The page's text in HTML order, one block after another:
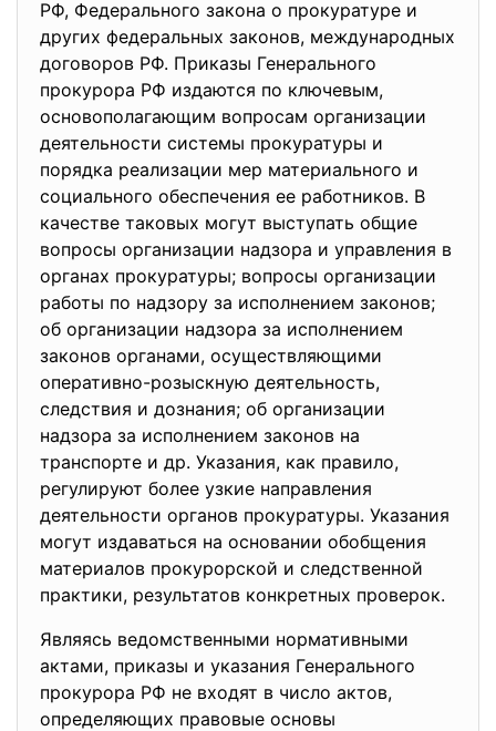
РФ, Федерального закона о прокуратуре и
других федеральных законов, международных
договоров РФ. Приказы Генерального
прокурора РФ издаются по ключевым,
основополагающим вопросам организации
деятельности системы прокуратуры и
порядка реализации мер материального и
социального обеспечения ее работников. В
качестве таковых могут выступать общие
вопросы организации надзора и управления в
органах прокуратуры; вопросы организации
работы по надзору за исполнением законов;
об организации надзора за исполнением
законов органами, осуществляющими
оперативно-розыскную деятельность,
следствия и дознания; об организации
надзора за исполнением законов на
транспорте и др. Указания, как правило,
регулируют более узкие направления
деятельности органов прокуратуры. Указания
могут издаваться на основании обобщения
материалов прокурорской и следственной
практики, результатов конкретных проверок.
Являясь ведомственными нормативными
актами, приказы и указания Генерального
прокурора РФ не входят в число актов,
определяющих правовые основы